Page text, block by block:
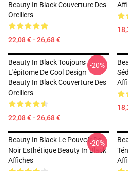
Beauty In Black Couverture Des
Oreillers
22,08 € - 26,68 €
Beauty In Black Toujours
L'épitome De Cool Design
Beauty In Black Couverture Des
Oreillers
22,08 € - 26,68 €
-20%
Beauty In Black Le Pouvoir De
Noir Esthétique Beauty In Black
Affiches
-20%